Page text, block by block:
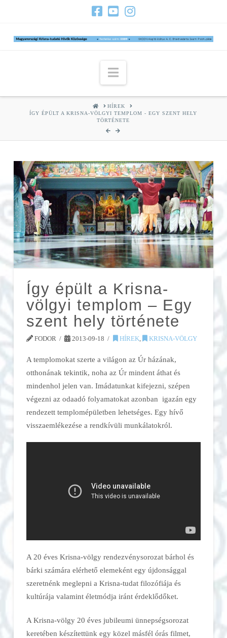
Navigation
HOMEHÍREK
ÍGY ÉPÜLT A KRISNA-VÖLGYI TEMPLOM - EGY SZENT HELY
TÖRTÉNETE
Így épült a Krisna-
völgyi templom – Egy
szent hely története
FODOR 2013-09-18 HÍREK, KRISNA-VÖLGY
A templomokat szerte a világon az Úr házának,
otthonának tekintik, noha az Úr mindent áthat és
mindenhol jelen van. Imádatunkat kifejezni, szépen
végezni az odaadó folyamatokat azonban igazán egy
rendezett templomépületben lehetséges. Egy hívő
visszaemlékezése a rendkívüli munkálatokról.
A 20 éves Krisna-völgy rendezvénysorozat bárhol és
bárki számára elérhető elemeként egy újdonsággal
szeretnénk meglepni a Krisna-tudat filozófiája és
kultúrája valamint életmódja iránt érdeklődőket.
A Krisna-völgy 20 éves jubileumi ünnepségsorozat
keretében készítettünk egy közel másfél órás filmet,